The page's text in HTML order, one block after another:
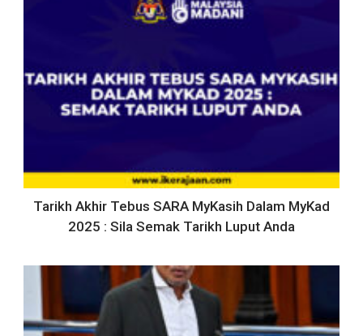
Tarikh Akhir Tebus SARA MyKasih Dalam MyKad
2025 : Sila Semak Tarikh Luput Anda